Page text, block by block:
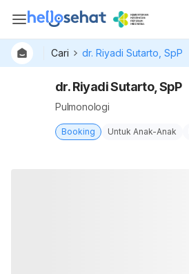
Cari dr. Riyadi Sutarto, SpP
dr. Riyadi Sutarto, SpP
Pulmonologi
Booking Untuk Anak-Anak